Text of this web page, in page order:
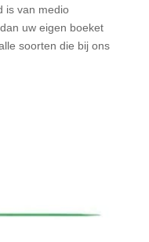
is van medio
uw eigen boeket
soorten die bij ons